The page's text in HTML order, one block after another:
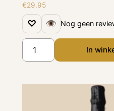
€29.95
♡ 👁 Nog geen
In